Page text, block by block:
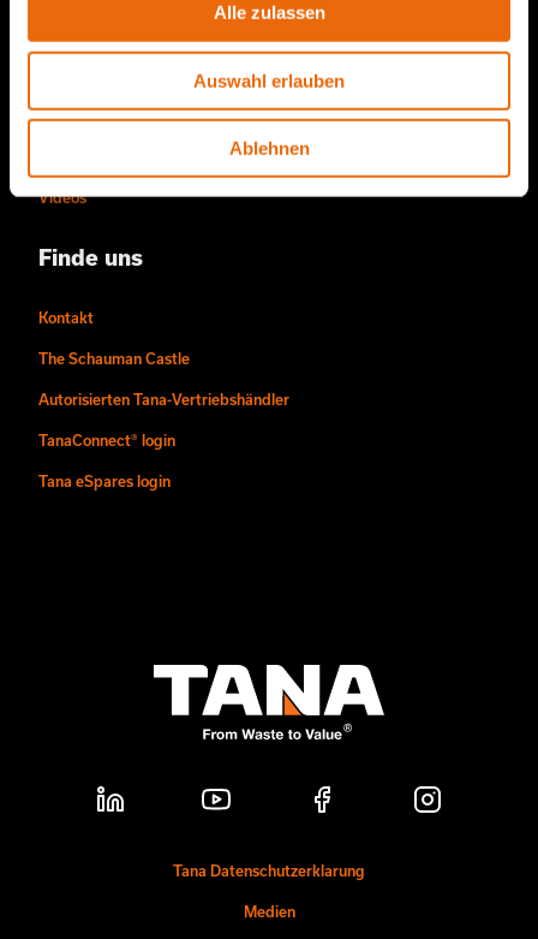
Alle zulassen
Auswahl erlauben
Ablehnen
Die Arbeitsweise von Tana
Videos
Finde uns
Kontakt
The Schauman Castle
Autorisierten Tana-Vertriebshändler
TanaConnect® login
Tana eSpares login
Tana Datenschutzerklarung
Medien